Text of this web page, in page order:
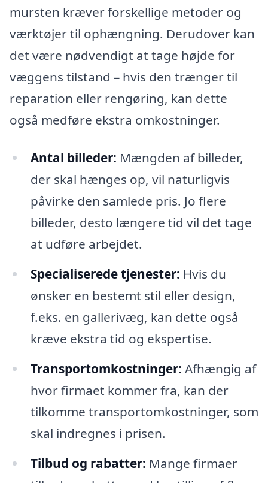
mursten kræver forskellige metoder og
værktøjer til ophængning. Derudover kan
det være nødvendigt at tage højde for
væggens tilstand – hvis den trænger til
reparation eller rengøring, kan dette
også medføre ekstra omkostninger.
Antal billeder: Mængden af billeder,
der skal hænges op, vil naturligvis
påvirke den samlede pris. Jo flere
billeder, desto længere tid vil det tage
at udføre arbejdet.
Specialiserede tjenester: Hvis du
ønsker en bestemt stil eller design,
f.eks. en gallerivæg, kan dette også
kræve ekstra tid og ekspertise.
Transportomkostninger: Afhængig af
hvor firmaet kommer fra, kan der
tilkomme transportomkostninger, som
skal indregnes i prisen.
Tilbud og rabatter: Mange firmaer